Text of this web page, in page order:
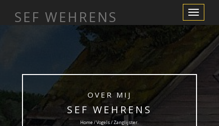
Toggle
Navigation
SEF WEHRENS
OVER MIJ
SEF WEHRENS
Home /Vogels/ Zanglijster.